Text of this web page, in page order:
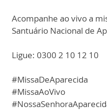
Acompanhe ao vivo a
Santuário Nacional de
Ligue: 0300 2 10 12 10
#MissaDeAparecida
#MissaAoVivo